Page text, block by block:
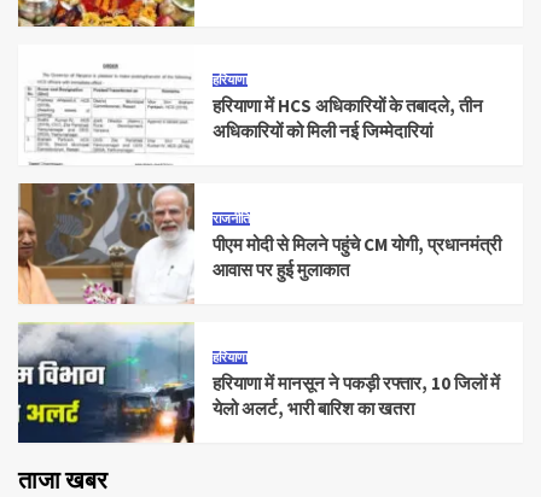
हरियाणा
हरियाणा में HCS अधिकारियों के तबादले, तीन
अधिकारियों को मिली नई जिम्मेदारियां
राजनीति
पीएम मोदी से मिलने पहुंचे CM योगी, प्रधानमंत्री
आवास पर हुई मुलाकात
हरियाणा
हरियाणा में मानसून ने पकड़ी रफ्तार, 10 जिलों में
येलो अलर्ट, भारी बारिश का खतरा
ताजा खबर